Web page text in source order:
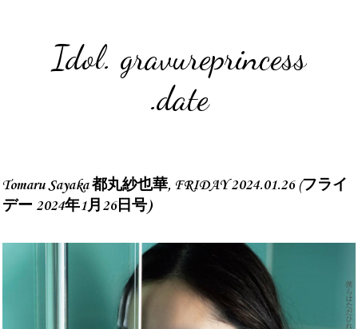
Idol. gravureprincess
.date
Tomaru Sayaka 都丸紗也華, FRIDAY 2024.01.26 (フライ
デー 2024年1月26日号)